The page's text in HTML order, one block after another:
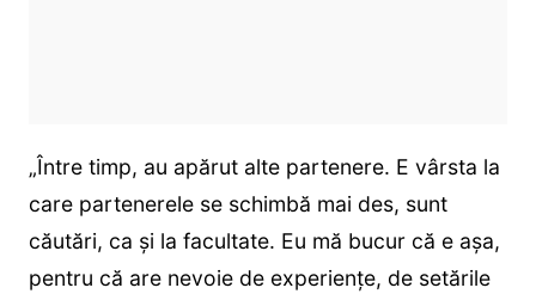
„Între timp, au apărut alte partenere. E vârsta la
care partenerele se schimbă mai des, sunt
căutări, ca și la facultate. Eu mă bucur că e așa,
pentru că are nevoie de experiențe, de setările